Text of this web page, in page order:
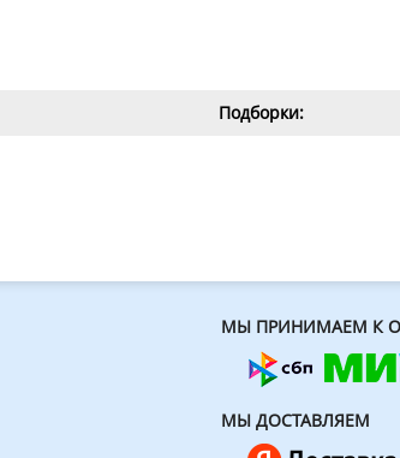
Подборки:
МЫ ПРИНИМАЕМ К
МЫ ДОСТАВЛЯЕМ